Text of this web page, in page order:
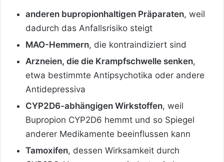
anderen bupropionhaltigen Präparaten, weil
dadurch das Anfallsrisiko steigt
MAO-Hemmern, die kontraindiziert sind
Arzneien, die die Krampfschwelle senken,
etwa bestimmte Antipsychotika oder andere
Antidepressiva
CYP2D6-abhängigen Wirkstoffen, weil
Bupropion CYP2D6 hemmt und so Spiegel
anderer Medikamente beeinflussen kann
Tamoxifen, dessen Wirksamkeit durch